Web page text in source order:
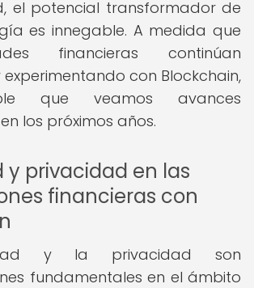
el potencial transformador de
es innegable. A medida que
financieras continúan
con Blockchain,
que veamos avances
los próximos años.
y privacidad en las
financieras con
y la privacidad son
fundamentales en el ámbito